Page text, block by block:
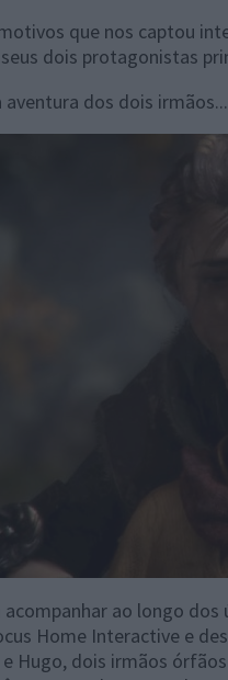
que nos captou
dois protagonistas
dos dois irmãos...
ao longo
Home Interactive e
Hugo, dois irmãos